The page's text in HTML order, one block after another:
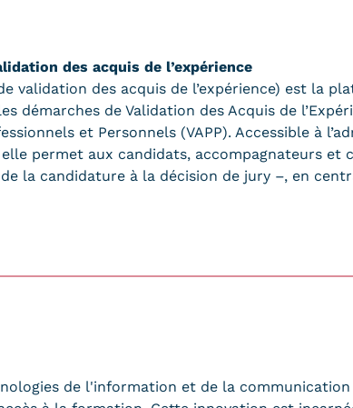
des acquis de l’expérience
validation des acquis de l’expérience) est la
démarches de Validation des Acquis de
et Personnels (VAPP). Accessible à
elle permet aux candidats, accompagnateurs et
la candidature à la décision de jury –, en
de l'information et de la